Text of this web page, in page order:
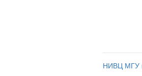
НИВЦ МГУ